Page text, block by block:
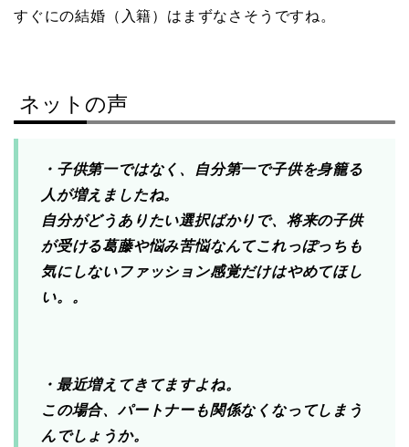
すぐにの結婚（入籍）はまずなさそうですね。
ネットの声
・子供第一ではなく、自分第一で子供を身籠る
人が増えましたね。
自分がどうありたい選択ばかりで、将来の子供
が受ける葛藤や悩み苦悩なんてこれっぽっちも
気にしないファッション感覚だけはやめてほし
い。。
・最近増えてきてますよね。
この場合、パートナーも関係なくなってしまう
んでしょうか。